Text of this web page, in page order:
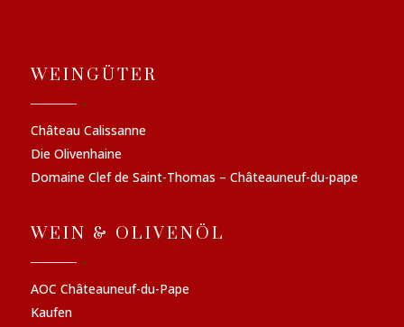
WEINGÜTER
Château Calissanne
Die Olivenhaine
Domaine Clef de Saint-Thomas – Châteauneuf-du-pape
WEIN & OLIVENÖL
AOC Châteauneuf-du-Pape
Kaufen